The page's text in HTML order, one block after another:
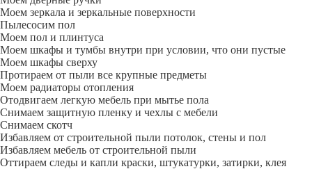
Моем зеркала и зеркальные поверхности
Пылесосим пол
Моем пол и плинтуса
Моем шкафы и тумбы внутри при условии, что они пустые
Моем шкафы сверху
Протираем от пыли все крупные предметы
Моем радиаторы отопления
Отодвигаем легкую мебель при мытье пола
Снимаем защитную пленку и чехлы с мебели
Снимаем скотч
Избавляем от строительной пыли потолок, стены и пол
Избавляем мебель от строительной пыли
Оттираем следы и капли краски, штукатурки, затирки, клея